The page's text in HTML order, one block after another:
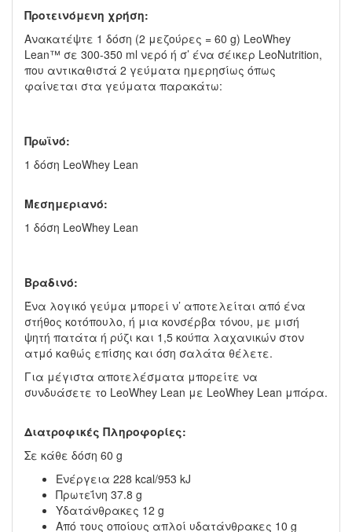
Προτεινόμενη χρήση:
Ανακατέψτε 1 δόση (2 μεζούρες = 60 g) LeoWhey
Lean™ σε 300-350 ml νερό ή σ’ ένα σέικερ LeoNutrition,
που αντικαθιστά 2 γεύματα ημερησίως όπως
φαίνεται στα γεύματα παρακάτω:
Πρωϊνό:
1 δόση LeoWhey Lean
Μεσημεριανό:
1 δόση LeoWhey Lean
Βραδινό:
Ένα λογικό γεύμα μπορεί ν’ αποτελείται από ένα
στήθος κοτόπουλο, ή μια κονσέρβα τόνου, με μισή
ψητή πατάτα ή ρύζι και 1,5 κούπα λαχανικών στον
ατμό καθώς επίσης και όση σαλάτα θέλετε.
Για μέγιστα αποτελέσματα μπορείτε να
συνδυάσετε το LeoWhey Lean με LeoWhey Lean μπάρα.
Διατροφικές Πληροφορίες:
Σε κάθε δόση 60 g
Ενέργεια 228 kcal/953 kJ
Πρωτεΐνη 37.8 g
Υδατάνθρακες 12 g
Από τους οποίους απλοί υδατάνθρακες 10 g